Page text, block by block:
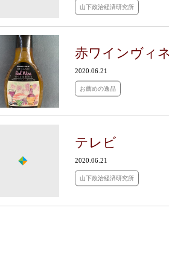
山下政治経済研究所
赤ワインヴィ
2020.06.21
お薦めの逸品
テレビ
2020.06.21
山下政治経済研究所